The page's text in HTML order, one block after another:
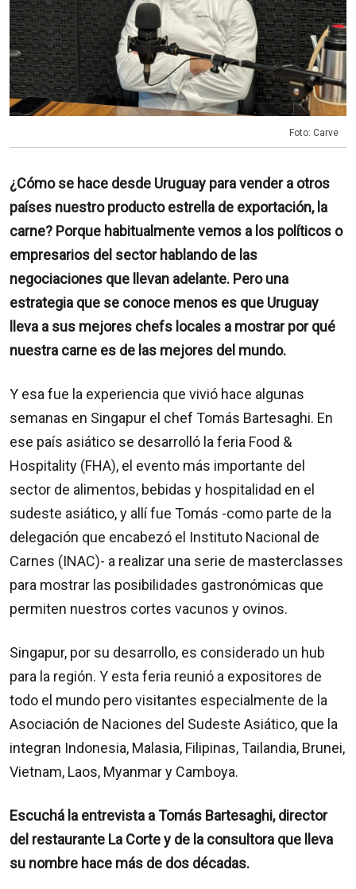
Foto: Carve
¿Cómo se hace desde Uruguay para vender a otros
países nuestro producto estrella de exportación, la
carne? Porque habitualmente vemos a los políticos o
empresarios del sector hablando de las
negociaciones que llevan adelante. Pero una
estrategia que se conoce menos es que Uruguay
lleva a sus mejores chefs locales a mostrar por qué
nuestra carne es de las mejores del mundo.
Y esa fue la experiencia que vivió hace algunas
semanas en Singapur el chef Tomás Bartesaghi. En
ese país asiático se desarrolló la feria Food &
Hospitality (FHA), el evento más importante del
sector de alimentos, bebidas y hospitalidad en el
sudeste asiático, y allí fue Tomás -como parte de la
delegación que encabezó el Instituto Nacional de
Carnes (INAC)- a realizar una serie de masterclasses
para mostrar las posibilidades gastronómicas que
permiten nuestros cortes vacunos y ovinos.
Singapur, por su desarrollo, es considerado un hub
para la región. Y esta feria reunió a expositores de
todo el mundo pero visitantes especialmente de la
Asociación de Naciones del Sudeste Asiático, que la
integran Indonesia, Malasia, Filipinas, Tailandia, Brunei,
Vietnam, Laos, Myanmar y Camboya.
Escuchá la entrevista a Tomás Bartesaghi, director
del restaurante La Corte y de la consultora que lleva
su nombre hace más de dos décadas.